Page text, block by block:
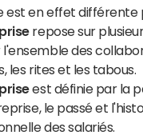
est en effet différente
repose sur
des
les rites et les tabous.
est définie par la
le passé et
des salariés.